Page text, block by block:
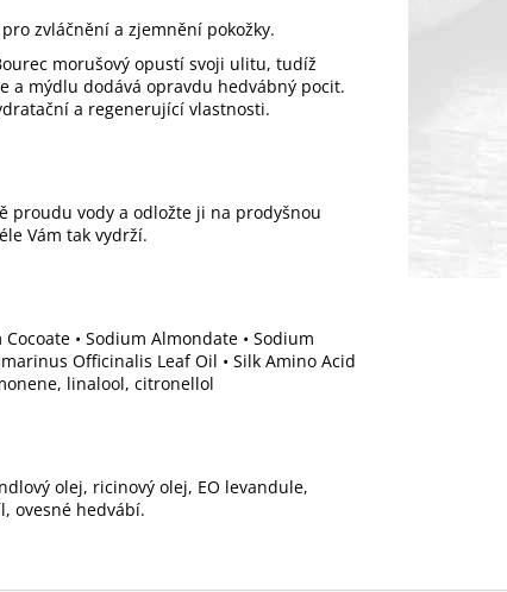
zvláčnění a zjemnění pokožky.
morušový opustí svoji ulitu, tudíž
a mýdlu dodává opravdu hedvábný pocit.
a regenerující vlastnosti.
proudu vody a odložte ji na prodyšnou
Vám tak vydrží.
• Sodium Almondate • Sodium
Officinalis Leaf Oil • Silk Amino Acid
linalool, citronellol
olej, ricinový olej, EO levandule,
ovesné hedvábí.